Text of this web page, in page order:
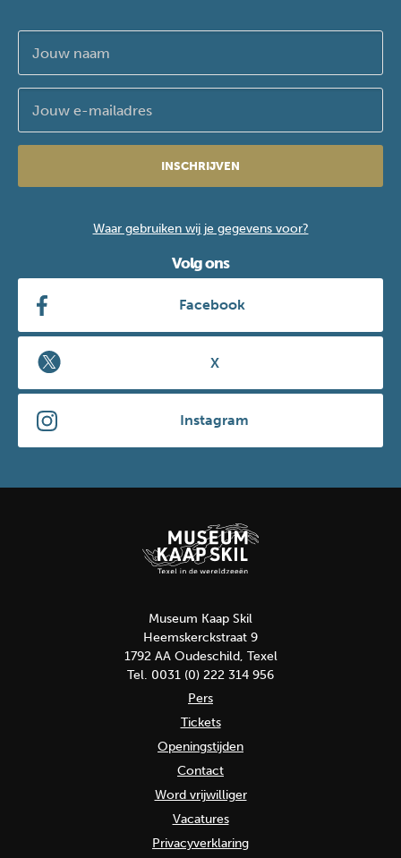
INSCHRIJVEN
Waar gebruiken wij je gegevens voor?
Volg ons
Facebook
X
Instagram
Museum Kaap Skil
Heemskerckstraat 9
1792 AA Oudeschild, Texel
Tel. 0031 (0) 222 314 956
Pers
Tickets
Openingstijden
Contact
Word vrijwilliger
Vacatures
Privacyverklaring